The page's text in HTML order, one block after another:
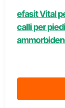
efasit Vital
calli per